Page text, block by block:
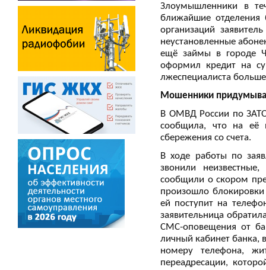
Злоумышленники в
ближайшие отделения
организаций
неустановленные
ещё займы в городе
оформил кредит на
лжеспециалиста
Мошенники
В ОМВД России по
сообщила, что на её
сбережения со счета.
В ходе работы по
звонили
сообщили о скором
произошло
ей поступит на
заявительница
СМС-оповещения от
личный кабинет банка,
номеру телефона,
переадресации,